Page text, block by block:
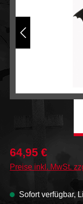
64,95 €
Preise inkl. MwSt.
Sofort verfügbar,